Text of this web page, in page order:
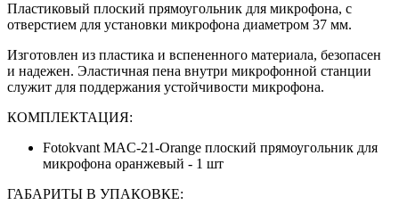
Пластиковый плоский прямоугольник для микрофона, с
отверстием для установки микрофона диаметром 37 мм.
Изготовлен из пластика и вспененного материала, безопасен
и надежен. Эластичная пена внутри микрофонной станции
служит для поддержания устойчивости микрофона.
КОМПЛЕКТАЦИЯ:
Fotokvant MAC-21-Orange плоский прямоугольник для
микрофона оранжевый - 1 шт
ГАБАРИТЫ В УПАКОВКЕ: